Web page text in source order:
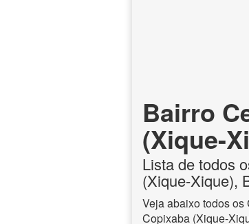
Bairro
(Xique-
Lista de todos
(Xique-Xique),
Veja abaixo todos
Copixaba (Xique-